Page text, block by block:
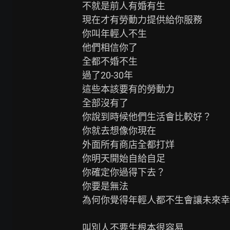
不就是前人有婚有生
現在才有勞動力提供給你服務
你叫年輕人不生
他們相信你了
全都不婚不生
過了20-30年
這些本該要有的勞動力
全部沒有了
你說到時候他們生活會比較好？
你就去想像你現在
外面所有商店全都打烊
你明天開始自給自足
你確定你過得下去？
你要是無法
為何你覺得年輕人都不生會讓未來
叫別人不要生根本很容易